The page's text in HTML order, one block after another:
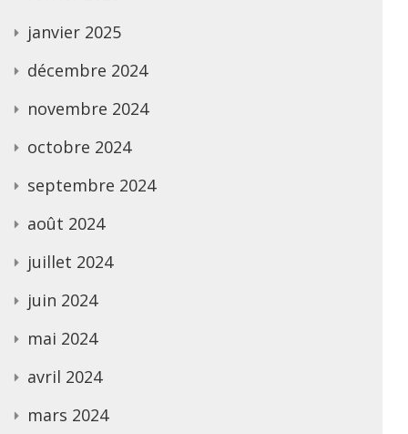
janvier 2025
décembre 2024
novembre 2024
octobre 2024
septembre 2024
août 2024
juillet 2024
juin 2024
mai 2024
avril 2024
mars 2024